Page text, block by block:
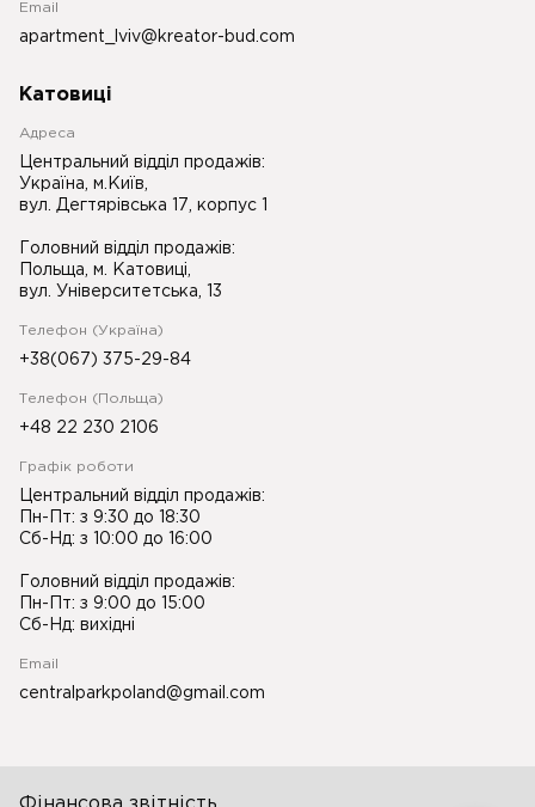
Email
apartment_lviv@kreator-bud.com
Катовиці
Адреса
Центральний відділ продажів:
Україна, м.Київ,
вул. Дегтярівська 17, корпус 1
Головний відділ продажів:
Польща, м. Катовиці,
вул. Університетська, 13
Телефон (Україна)
+38(067) 375-29-84
Телефон (Польща)
+48 22 230 2106
Графік роботи
Центральний відділ продажів:
Пн-Пт: з 9:30 до 18:30
Сб-Нд: з 10:00 до 16:00
Головний відділ продажів:
Пн-Пт: з 9:00 до 15:00
Сб-Нд: вихідні
Email
centralparkpoland@gmail.com